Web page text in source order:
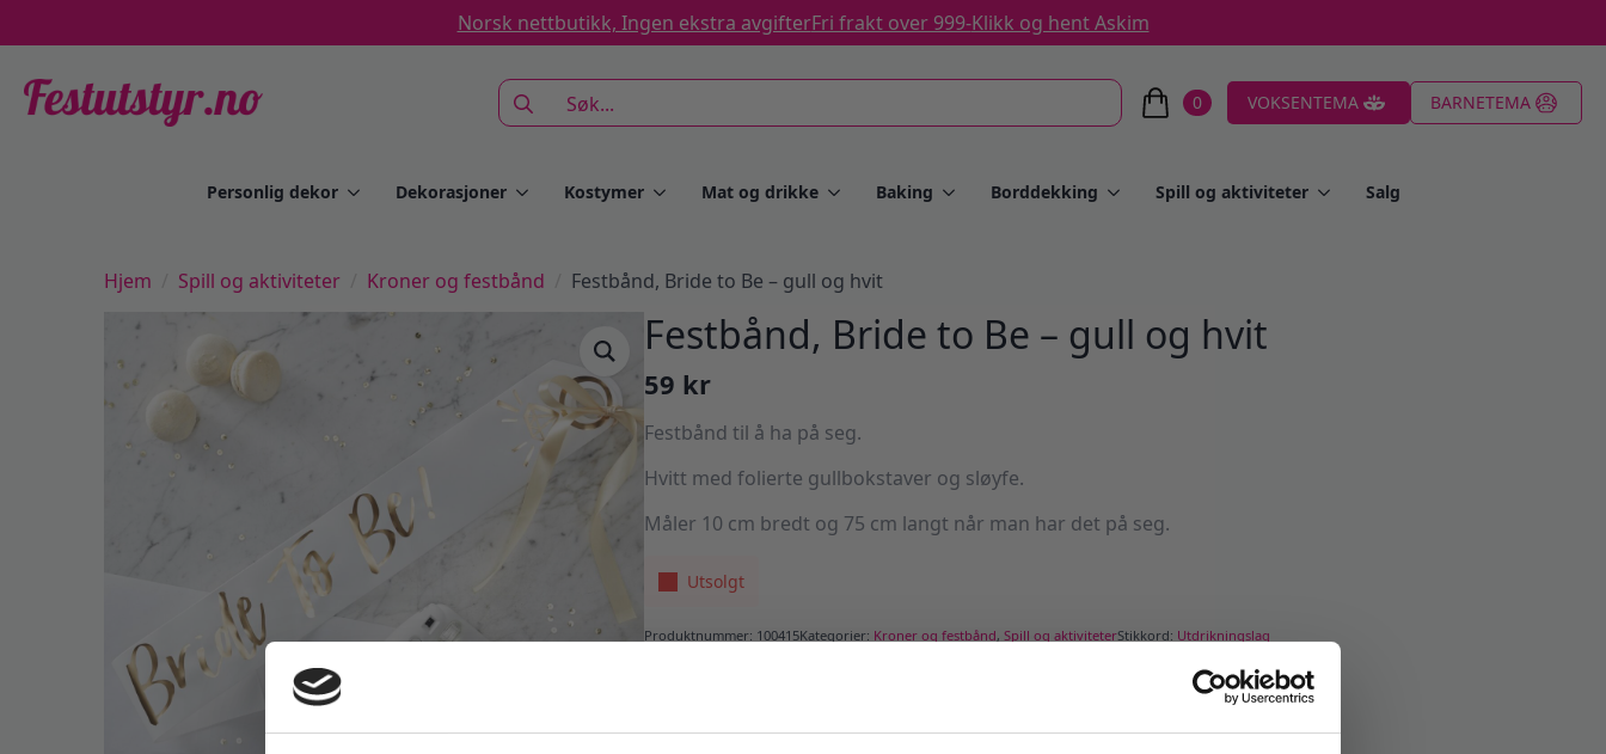
Norsk nettbutikk, Ingen ekstra avgifterFri frakt over 999-Klikk og hent Askim
Search
for:
0 VOKSENTEMA BARNETEMA
Personlig dekor Dekorasjoner Kostymer Mat og drikke Baking Borddekking Spill og aktiviteter Salg
Hjem Spill og aktiviteter Kroner og festbånd Festbånd, Bride to Be – gull og hvit
Festbånd, Bride to Be – gull og hvit
59 kr
Festbånd til å ha på seg.
Hvitt med folierte gullbokstaver og sløyfe.
Måler 10 cm bredt og 75 cm langt når man har det på seg.
Utsolgt
Produktnummer: 100415Kategorier: Kroner og festbånd,Spill og aktiviteterStikkord: Utdrikningslag